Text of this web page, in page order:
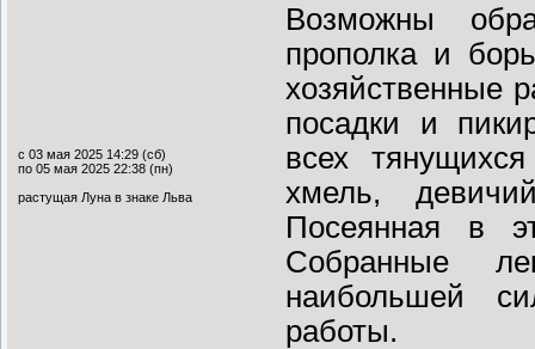
с 03 мая 2025 14:29 (сб)
по 05 мая 2025 22:38 (пн)
растущая Луна в знаке Льва
Возможны
прополка и
хозяйственные
посадки и
всех
хмель,
Посеянная в
Собранные
наибольшей
работы.